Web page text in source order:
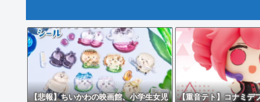
【悲報】ちいかわの映画館、小学生女児
【重音テト】コナミデ